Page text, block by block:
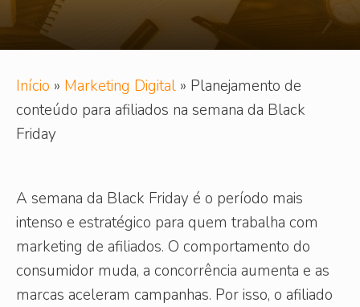
Início » Marketing Digital » Planejamento de
conteúdo para afiliados na semana da Black
Friday
A semana da Black Friday é o período mais
intenso e estratégico para quem trabalha com
marketing de afiliados. O comportamento do
consumidor muda, a concorrência aumenta e as
marcas aceleram campanhas. Por isso, o afiliado